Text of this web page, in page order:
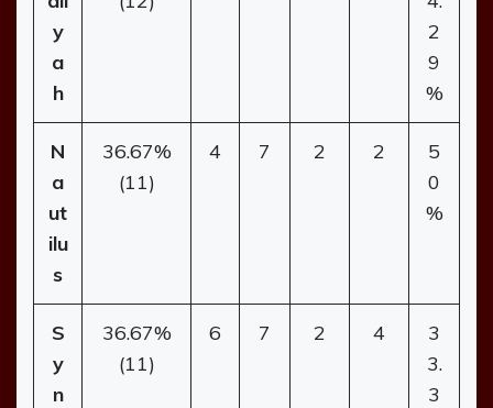
y
a
h
2
9
%
N
a
ut
ilu
s
36.67%
(11)
4 7 2 2
5
0
%
S
y
n
36.67%
(11)
6 7 2 4
3
3.
3